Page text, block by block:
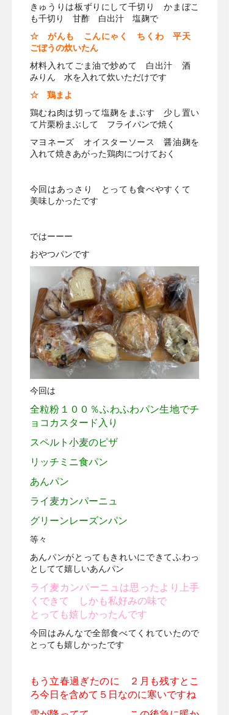
きゅうりは板ずりにして千切り かまぼこ
も千切り 甘酢 白出汁 塩麹で
☆ がんも こんにゃく ちくわ 平天
ごぼうの炊いたん
材料入れてごま油で炒めて 白出汁 酒
みりん 水を入れて炊いただけです
☆ 鶏まよ
鶏むね肉は切って塩麹をまぶす 少し置い
て片栗粉まぶして フライパンで焼く
マヨネーズ オイスターソース 醤油麹を
入れて焼きあがった鶏肉につけておく
今回はあっさり とっても食べやすくて
美味しかったです
ではーーー
おやつパンです
今回は
全粒粉１００％ふわふわパン生地でチ
ョコカスタード入り
スペルト小麦のピザ
リッチミニ食パン
あんパン
ライ麦カンパーニュ
グリーンレーズンパン
等々
あんパンがとってもきれいにできてふわっ
としてて嬉しいあんパン
ライ麦カンパーニュは思ったより上手
くできて しかも私好みの味で
とっても嬉しかったんです
今回はみんなで全部食べてくれていたので
とっても嬉しかったです
もう立春過ぎたのに ２月も残すとこ
ろ今日を含めて５日なのに寒いですね